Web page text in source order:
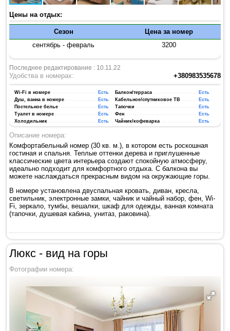
Цены на отдых:
Сезон
Цена за номер
сентябрь - февраль
3200
Последнее редактирование : 10.11.22
+380983535678
Удобства в номерах:
Wi-Fi в номере Есть Балкон/терраса
Есть
Душ, ванна в номере
Есть Кабельное/спутниковое ТВ
Есть
Постельное белье
Есть Тапочки
Есть
Туалет в номере
Есть Фен
Есть
Холодильник
Есть Чайник/кофеварка Есть
Описание номера:
Комфортабельный номер (30 кв. м.), в котором есть роскошная
гостиная и спальня. Теплые оттенки дерева и приглушенные
классические цвета интерьера создают спокойную атмосферу,
идеально подходит для комфортного отдыха. С балкона вы
можете наслаждаться прекрасным видом на окружающие горы.
В номере установлена двуспальная кровать, диван, кресла,
светильник, электронные замки, чайник и чайный набор, фен, Wi-
Fi, зеркало, тумбы, вешалки, шкаф для одежды, ванная комната
(тапочки, душевая кабина, унитаз, раковина).
Люкс - вид на горы
Фотографии номера: